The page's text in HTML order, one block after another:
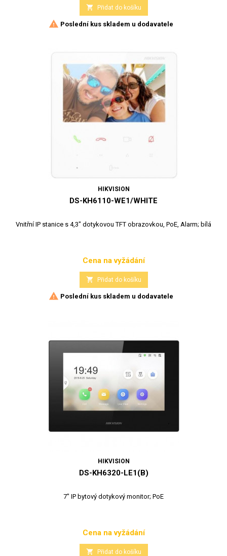
 Přidat do košíku
 Poslední kus skladem u dodavatele
HIKVISION
DS-KH6110-WE1/WHITE
Vnitřní IP stanice s 4,3" dotykovou TFT obrazovkou, PoE, Alarm; bílá
Cena
Cena na vyžádání
 Přidat do košíku
 Poslední kus skladem u dodavatele
HIKVISION
DS-KH6320-LE1(B)
7" IP bytový dotykový monitor; PoE
Cena
Cena na vyžádání
 Přidat do košíku